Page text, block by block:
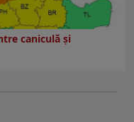
caniculă şi